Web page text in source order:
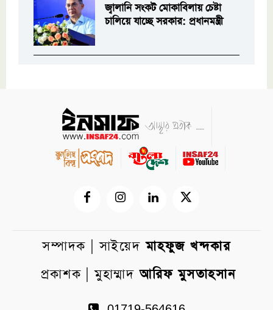
জ্বালানি সংকট মোকাবিলায় চেষ্টা
চালিয়ে যাচ্ছে সরকার: প্রধানমন্ত্রী
সম্পাদক | সাইয়েদমাহফুজ খন্দকার
প্রকাশক | মুহাম্মাদআরিফ মুসতাহসান